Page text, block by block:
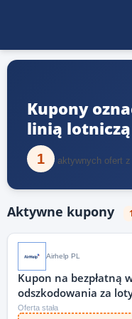
Kupony
linią lotniczą
1 aktywnych ofert
Aktywne kupony 1
Airhelp PL
Kupon na bezpłatną
odszkodowania za
Oferta stała